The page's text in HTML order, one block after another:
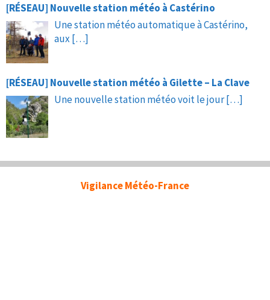
[RÉSEAU] Nouvelle station météo à Castérino
Une station météo automatique à Castérino,
aux […]
[RÉSEAU] Nouvelle station météo à Gilette – La Clave
Une nouvelle station météo voit le jour[…]
Vigilance Météo-France